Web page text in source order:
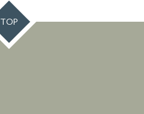
TOP